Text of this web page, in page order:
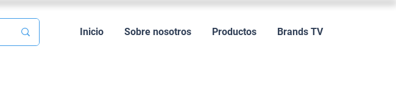
Inicio Sobre nosotros Productos Brands TV